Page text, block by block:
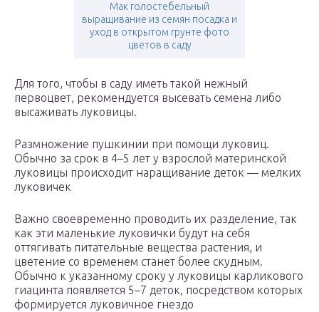
Мак голостебельный
выращивание из семян посадка и
уход в открытом грунте фото
цветов в саду
Для того, чтобы в саду иметь такой нежный
первоцвет, рекомендуется высевать семена либо
высаживать луковицы.
Размножение пушкинии при помощи луковиц.
Обычно за срок в 4–5 лет у взрослой материнской
луковицы происходит наращивание деток — мелких
луковичек
Важно своевременно проводить их разделение, так
как эти маленькие луковички будут на себя
оттягивать питательные вещества растения, и
цветение со временем станет более скудным.
Обычно к указанному сроку у луковицы карликового
гиацинта появляется 5–7 деток, посредством которых
формируется луковичное гнездо